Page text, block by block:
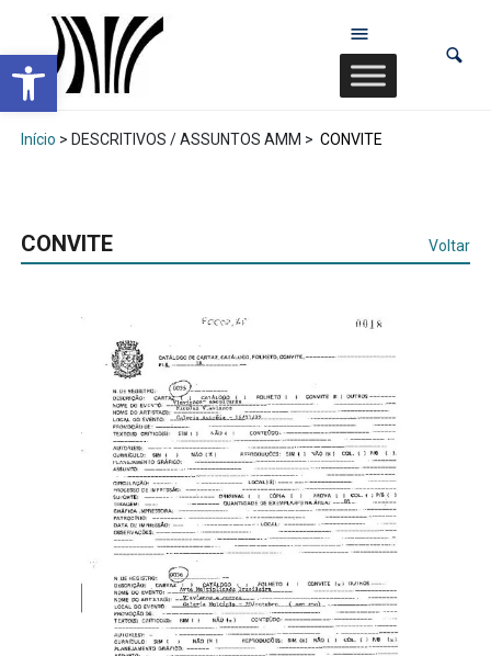
Abrir a barra de ferramentas
Início > DESCRITIVOS / ASSUNTOS AMM > CONVITE
CONVITE Voltar